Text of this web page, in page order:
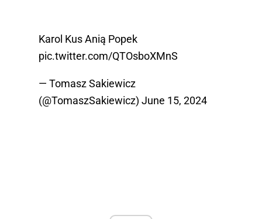
Karol Kus Anią Popek
pic.twitter.com/QTOsboXMnS
— Tomasz Sakiewicz
(@TomaszSakiewicz) June 15, 2024